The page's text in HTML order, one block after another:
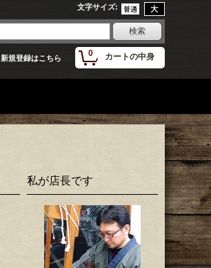
文字サイズ:
0 カートの中身
新規登録はこちら
私が店長です